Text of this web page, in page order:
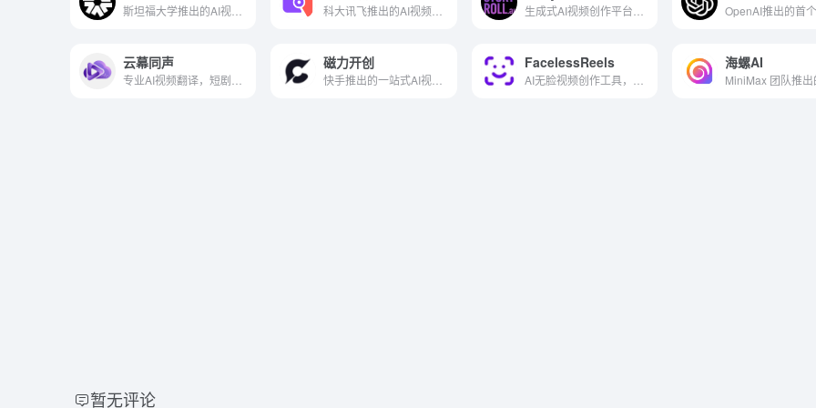
云幕同声 磁力开创 FacelessReels 海螺AI
暂无评论